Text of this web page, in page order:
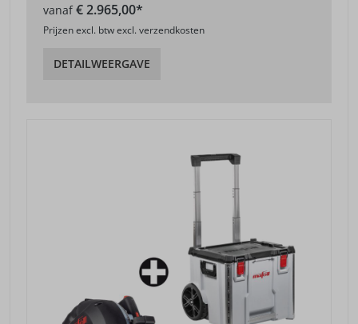
vanaf€ 2.965,00*
Prijzen excl. btw excl. verzendkosten
DETAILWEERGAVE